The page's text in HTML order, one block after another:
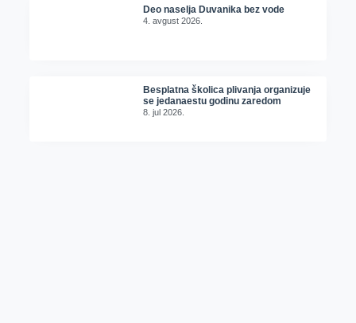
Deo naselja Duvanika bez vode
4. avgust 2026.
Besplatna školica plivanja organizuje
se jedanaestu godinu zaredom
8. jul 2026.